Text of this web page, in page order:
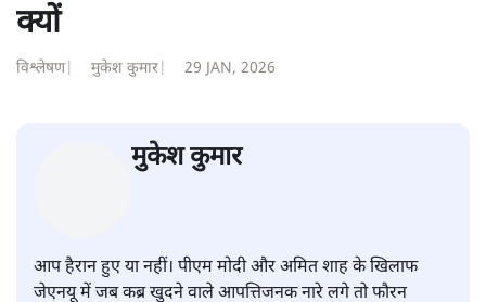
क्यों